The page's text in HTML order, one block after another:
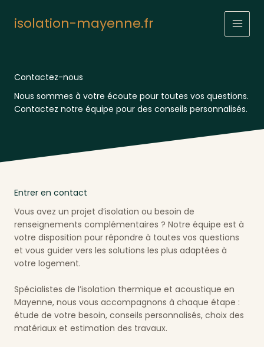
isolation-mayenne.fr
Contactez-nous
Nous sommes à votre écoute pour toutes vos questions.
Contactez notre équipe pour des conseils personnalisés.
Entrer en contact
Vous avez un projet d’isolation ou besoin de
renseignements complémentaires ? Notre équipe est à
votre disposition pour répondre à toutes vos questions
et vous guider vers les solutions les plus adaptées à
votre logement.
Spécialistes de l’isolation thermique et acoustique en
Mayenne, nous vous accompagnons à chaque étape :
étude de votre besoin, conseils personnalisés, choix des
matériaux et estimation des travaux.